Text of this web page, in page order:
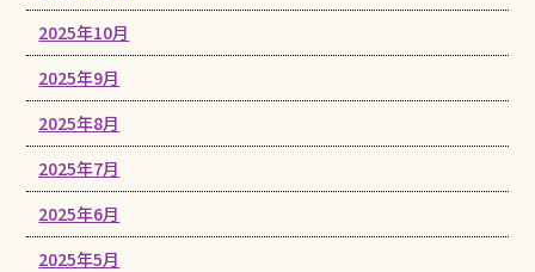
2025年10月
2025年9月
2025年8月
2025年7月
2025年6月
2025年5月